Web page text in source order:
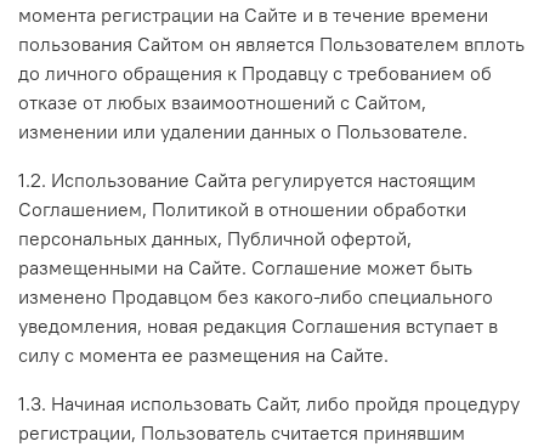
момента регистрации на Сайте и в течение времени
пользования Сайтом он является Пользователем вплоть
до личного обращения к Продавцу с требованием об
отказе от любых взаимоотношений с Сайтом,
изменении или удалении данных о Пользователе.
1.2. Использование Сайта регулируется настоящим
Соглашением, Политикой в отношении обработки
персональных данных, Публичной офертой,
размещенными на Сайте. Соглашение может быть
изменено Продавцом без какого-либо специального
уведомления, новая редакция Соглашения вступает в
силу с момента ее размещения на Сайте.
1.3. Начиная использовать Сайт, либо пройдя процедуру
регистрации, Пользователь считается принявшим